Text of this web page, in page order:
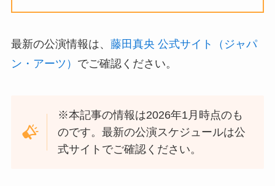
最新の公演情報は、 藤田真央 公式サイト（ジャパ
ン・アーツ） でご確認ください。
※本記事の情報は2026年1月時点のも
のです。最新の公演スケジュールは公
式サイトでご確認ください。